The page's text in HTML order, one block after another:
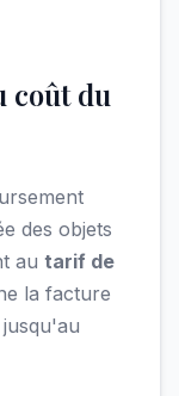
coût du
des objets
au tarif de
la facture